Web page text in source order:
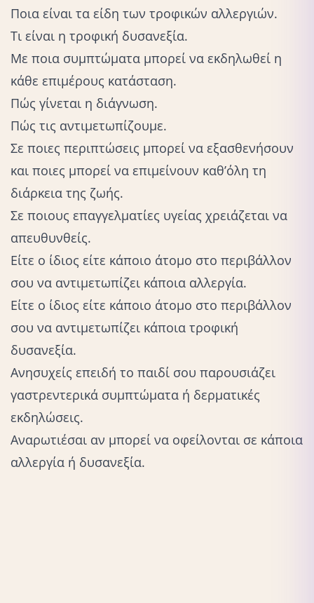
Ποια είναι τα είδη των τροφικών αλλεργιών.
Τι είναι η τροφική δυσανεξία.
Με ποια συμπτώματα μπορεί να εκδηλωθεί η
κάθε επιμέρους κατάσταση.
Πώς γίνεται η διάγνωση.
Πώς τις αντιμετωπίζουμε.
Σε ποιες περιπτώσεις μπορεί να εξασθενήσουν
και ποιες μπορεί να επιμείνουν καθ’όλη τη
διάρκεια της ζωής.
Σε ποιους επαγγελματίες υγείας χρειάζεται να
απευθυνθείς.
Eίτε ο ίδιος είτε κάποιο άτομο στο περιβάλλον
σου να αντιμετωπίζει κάποια αλλεργία.
Eίτε ο ίδιος είτε κάποιο άτομο στο περιβάλλον
σου να αντιμετωπίζει κάποια τροφική
δυσανεξία.
Ανησυχείς επειδή το παιδί σου παρουσιάζει
γαστρεντερικά συμπτώματα ή δερματικές
εκδηλώσεις.
Αναρωτιέσαι αν μπορεί να οφείλονται σε κάποια
αλλεργία ή δυσανεξία.